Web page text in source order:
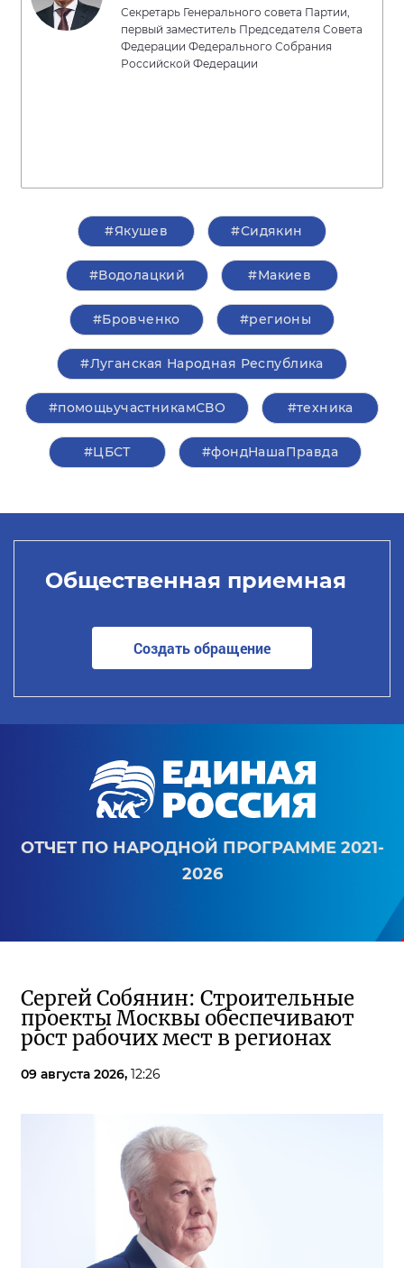
Секретарь Генерального совета Партии,
первый заместитель Председателя Совета
Федерации Федерального Собрания
Российской Федерации
#Якушев #Сидякин
#Водолацкий #Макиев
#Бровченко #регионы
#Луганская Народная Республика
#помощьучастникамСВО #техника
#ЦБСТ #фондНашаПравда
Общественная приемная
Создать обращение
ОТЧЕТ ПО НАРОДНОЙ ПРОГРАММЕ 2021-
2026
Сергей Собянин: Строительные
проекты Москвы обеспечивают
рост рабочих мест в регионах
09 августа 2026, 12:26